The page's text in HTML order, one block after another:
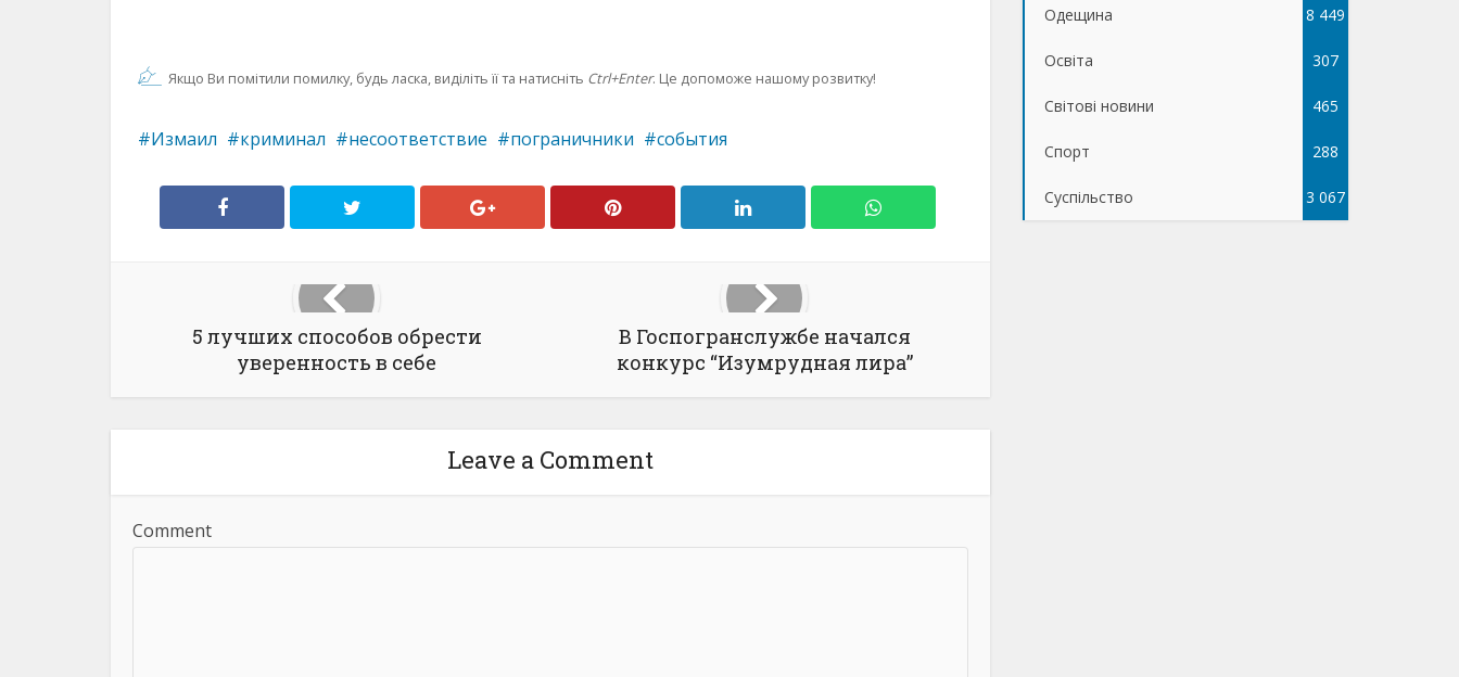
Якщо Ви помітили помилку, будь ласка, виділіть її та натисніть Ctrl+Enter. Це допоможе нашому розвитку!
Измаил криминал несоответствие пограничники события
5 лучших способов обрести
уверенность в себе
В Госпогранслужбе начался
конкурс “Изумрудная лира”
Leave a Comment
Comment
Одещина 8 449
Освіта 307
Світові новини 465
Спорт 288
Суспільство 3 067